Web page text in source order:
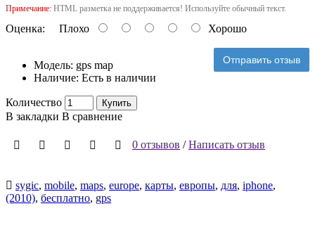
Примечание: HTML разметка не поддерживается! Используйте обычный текст.
Оценка: Плохо Хорошо
Отправить отзыв
Модель: gps map
Наличие: Есть в наличии
Количество Купить
В закладки В сравнение
0 отзывов /Написать отзыв
sygic, mobile, maps, europe, карты, европы, для, iphone,
(2010), бесплатно, gps